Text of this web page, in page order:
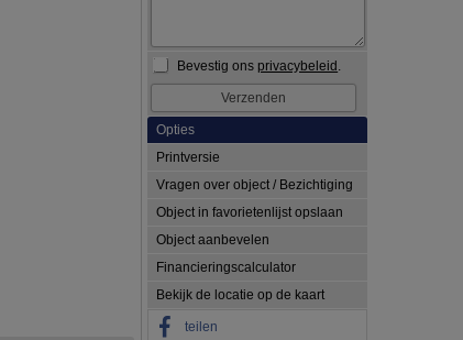
Bevestig ons privacybeleid
Opties
Printversie
Vragen over object / Bezichtiging
Object in favorietenlijst opslaan
Object aanbevelen
Financieringscalculator
Bekijk de locatie op de kaart
teilen